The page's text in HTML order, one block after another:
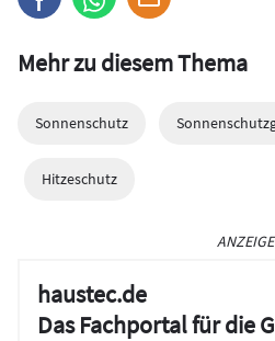
Mehr zu diesem Thema
Sonnenschutz
Hitzeschutz
ANZEIGE
haustec.de
Das Fachportal für die